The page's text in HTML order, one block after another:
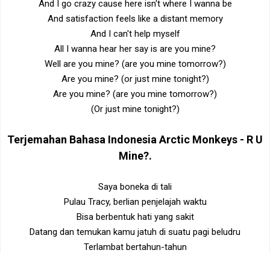
And I go crazy cause here isn't where I wanna be
And satisfaction feels like a distant memory
And I can't help myself
All I wanna hear her say is are you mine?
Well are you mine? (are you mine tomorrow?)
Are you mine? (or just mine tonight?)
Are you mine? (are you mine tomorrow?)
(Or just mine tonight?)
Terjemahan Bahasa Indonesia Arctic Monkeys - R U
Mine?.
Saya boneka di tali
Pulau Tracy, berlian penjelajah waktu
Bisa berbentuk hati yang sakit
Datang dan temukan kamu jatuh di suatu pagi beludru
Terlambat bertahun-tahun